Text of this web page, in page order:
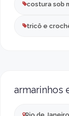
costura sob
tricô e
armarinhos